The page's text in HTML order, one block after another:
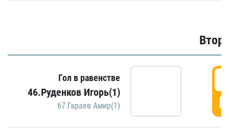
Гол в равенстве
46.Руденков Игорь(1)
67.Гараев Амир(1)